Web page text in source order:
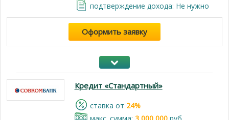
подтверждение дохода: Не нужно
Оформить заявку
Кредит «Стандартный»
cтавка от 24%